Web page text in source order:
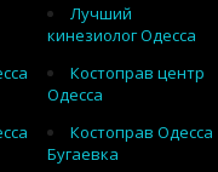
Лучший
кинезиолог Одесса
Костоправ центр
Одесса
Костоправ Одесса
Бугаевка